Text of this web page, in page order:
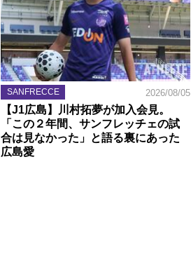
SANFRECCE 2026/08/05
【J1広島】川村拓夢が加入会見。
「この２年間、サンフレッチェの試
合は見なかった」と語る裏にあった
広島愛